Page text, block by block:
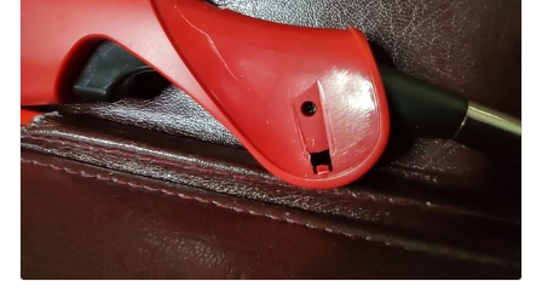
Отмена Оставить комментарий